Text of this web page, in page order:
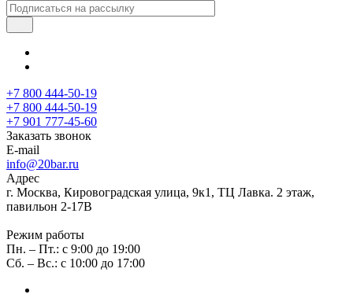
+7 800 444-50-19
+7 800 444-50-19
+7 901 777-45-60
Заказать звонок
E-mail
info@20bar.ru
Адрес
г. Москва, Кировоградская улица, 9к1, ТЦ Лавка. 2 этаж,
павильон 2-17В
Режим работы
Пн. – Пт.: с 9:00 до 19:00
Сб. – Вс.: с 10:00 до 17:00